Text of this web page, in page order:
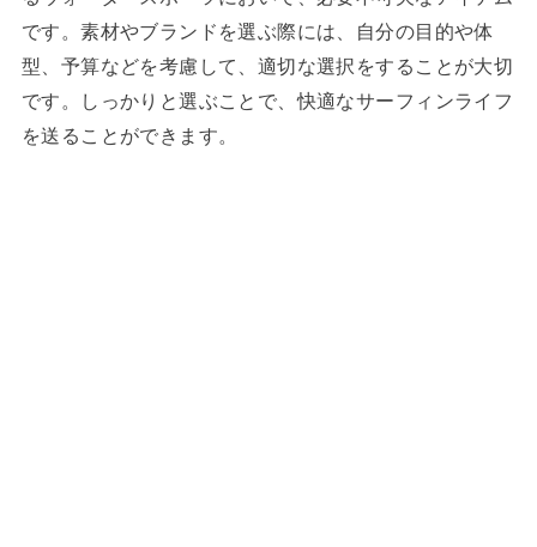
です。素材やブランドを選ぶ際には、自分の目的や体
型、予算などを考慮して、適切な選択をすることが大切
です。しっかりと選ぶことで、快適なサーフィンライフ
を送ることができます。